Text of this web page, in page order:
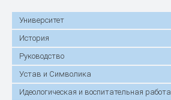
Университет
История
Руководство
Устав и Символика
Идеологическая и воспитательная работа